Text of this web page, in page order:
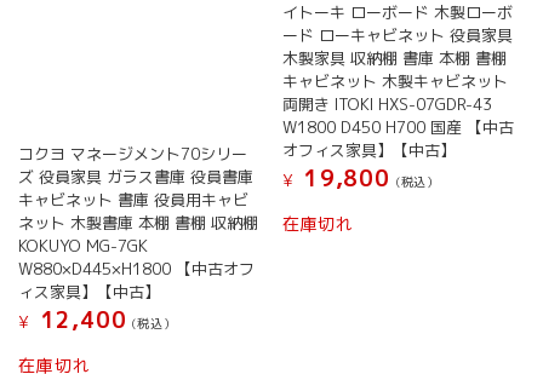
コクヨ マネージメント70シリー
ズ 役員家具 ガラス書庫 役員書庫
キャビネット 書庫 役員用キャビ
ネット 木製書庫 本棚 書棚 収納棚
KOKUYO MG-7GK
W880×D445×H1800 【中古オフ
ィス家具】【中古】
¥
12,400 (税込）
在庫切れ
イトーキ ローボード 木製ローボ
ード ローキャビネット 役員家具
木製家具 収納棚 書庫 本棚 書棚
キャビネット 木製キャビネット
両開き ITOKI HXS-07GDR-43
W1800 D450 H700 国産 【中古
オフィス家具】【中古】
¥
19,800 (税込）
在庫切れ